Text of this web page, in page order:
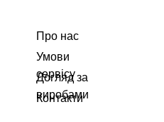
Про нас
Умови
сервісу
Догляд за
виробами
Контакти